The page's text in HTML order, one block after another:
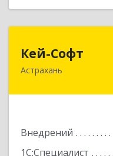
Кей-Софт
Астрахань
Внедрений
1С:Специалист
414057,